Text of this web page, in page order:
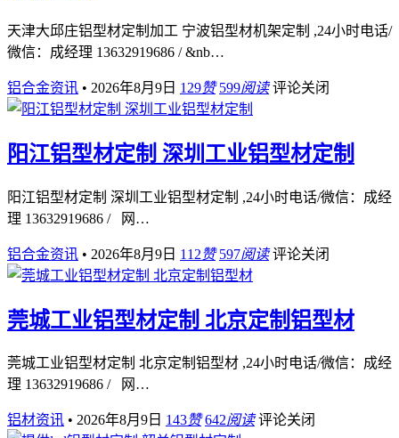
天津大邱庄铝型材定制加工 宁波铝型材机架定制 ,24小时电话/
微信：成经理 13632919686 / &nb…
铝合金资讯 • 2026年8月9日 129赞 599阅读 评论关闭
阳江铝型材定制 深圳工业铝型材定制
阳江铝型材定制 深圳工业铝型材定制 ,24小时电话/微信：成经
理 13632919686 / 网…
铝合金资讯 • 2026年8月9日 112赞 597阅读 评论关闭
莞城工业铝型材定制 北京定制铝型材
莞城工业铝型材定制 北京定制铝型材 ,24小时电话/微信：成经
理 13632919686 / 网…
铝材资讯 • 2026年8月9日 143赞 642阅读 评论关闭